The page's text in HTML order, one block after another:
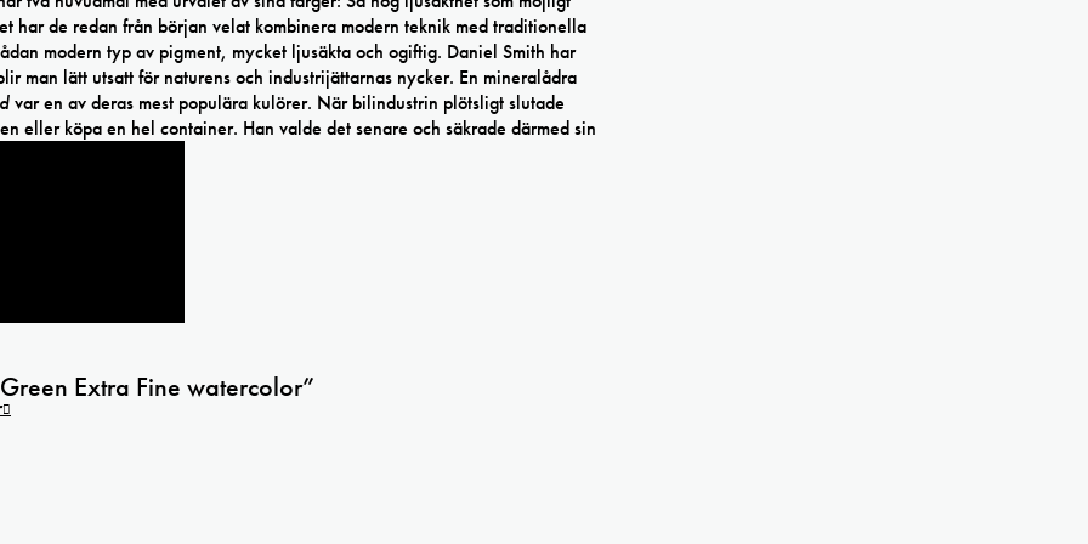
har de redan från början velat kombinera modern teknik med traditionella
modern typ av pigment, mycket ljusäkta och ogiftig. Daniel Smith har
man lätt utsatt för naturens och industrijättarnas nycker. En mineralådra
var en av deras mest populära kulörer. När bilindustrin plötsligt slutade
eller köpa en hel container. Han valde det senare och säkrade därmed sin
Extra Fine watercolor”